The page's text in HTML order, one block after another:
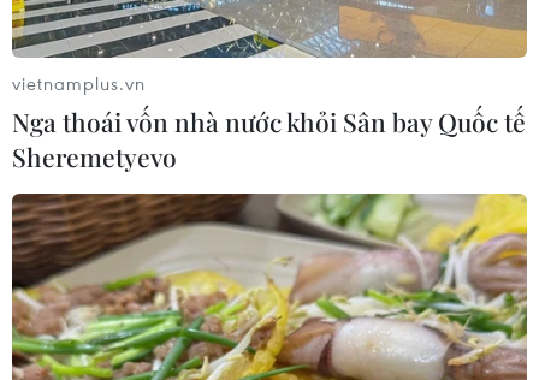
Mùa vàng” thắm tình quân dân
nơi vùng cao biên giới Mường Pồn
13/10/2022 22:40
Hình ảnh đẹp về những người lính quân hàm xanh
thuộc Đồn Biên phòng Mường Pồn, tỉnh Điện Biên giúp
bà con các dân tộc Mông, Thái, Khơ-Mú… thu hoạch lúa
vietnamplus.vn
Nga thoái vốn nhà nước khỏi Sân bay Quốc tế
Sheremetyevo